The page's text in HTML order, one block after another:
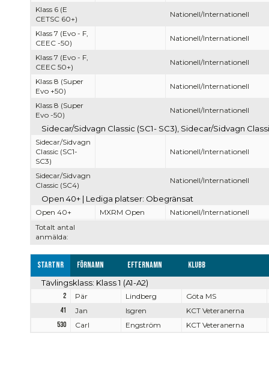
Totalt antal
anmälda:
Klass 6 (E
CETSC 60+)
Nationell/Internationell
Klass 7 (Evo - F,
CEEC -50)
Nationell/Internationell
Klass 7 (Evo - F,
CEEC 50+)
Nationell/Internationell
Klass 8 (Super
Evo +50)
Nationell/Internationell
Klass 8 (Super
Evo -50)
Nationell/Internationell
Sidecar/Sidvagn Classic (SC1- SC3), Sidecar/Sidvagn
Sidecar/Sidvagn
Classic (SC1-
SC3)
Nationell/Internationell
Sidecar/Sidvagn
Classic (SC4)
Nationell/Internationell
Open 40+ | Lediga platser: Obegränsat
Open 40+ MXRM Open Nationell/Internationell
Startnr Förnamn Efternamn Klubb
Tävlingsklass: Klass 1 (A1-A2)
2 Pär Lindberg
Göta MS
41
Jan Isgren
KCT Veteranerna
530
Carl Engström KCT Veteranerna